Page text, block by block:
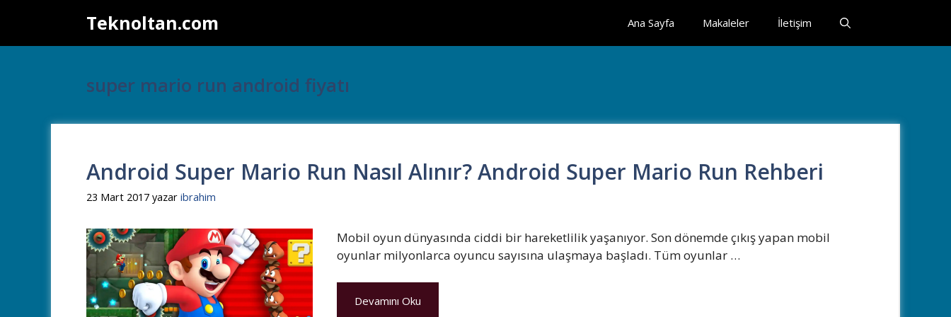
Teknoltan.com Ana Sayfa Makaleler İletişim
super mario run android fiyatı
Android Super Mario Run Nasıl Alınır? Android Super Mario Run Rehberi
23 Mart 2017 yazar ibrahim
Mobil oyun dünyasında ciddi bir hareketlilik yaşanıyor. Son dönemde çıkış yapan mobil
oyunlar milyonlarca oyuncu sayısına ulaşmaya başladı. Tüm oyunlar …
Devamını Oku